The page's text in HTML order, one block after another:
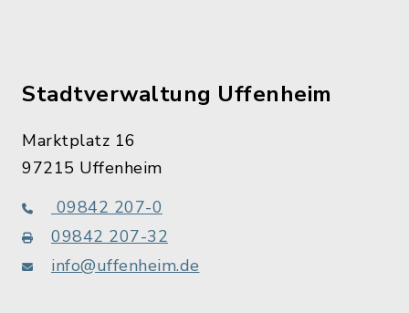
Stadtverwaltung Uffenheim
Marktplatz 16
97215 Uffenheim
09842 207-0
09842 207-32
info@uffenheim.de